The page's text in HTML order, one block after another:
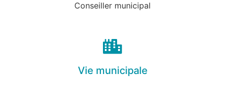
Conseiller municipal
Vie municipale